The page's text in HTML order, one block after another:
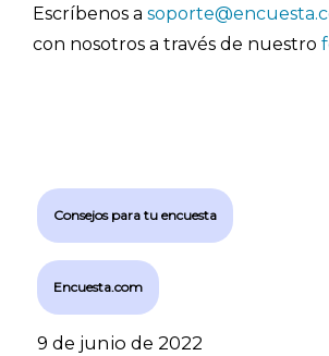
Escríbenos a
con nosotros a través de nuestro
Consejos para tu encuesta
Encuesta.com
9 de junio de 2022